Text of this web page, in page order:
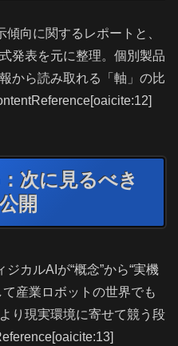
向に関するレポートと、
発表を元に整理。個別製品
から読み取れる「軸」の比
次に見るべき
開
カルAIが“概念”から“実機
産業ロボットの世界でも
り現実環境に寄せて競う段